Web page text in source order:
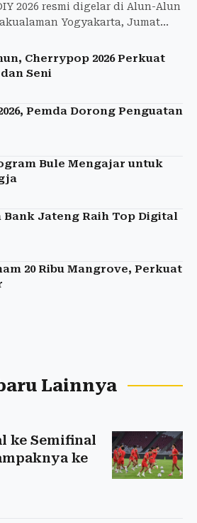
2026 resmi digelar di Alun-Alun
Yogyakarta, Jumat
Cherrypop 2026 Perkuat
Seni
Pemda Dorong Penguatan
Bule Mengajar untuk
Bank Jateng Raih Top Digital
20 Ribu Mangrove, Perkuat
Lainnya
ke Semifinal
ke